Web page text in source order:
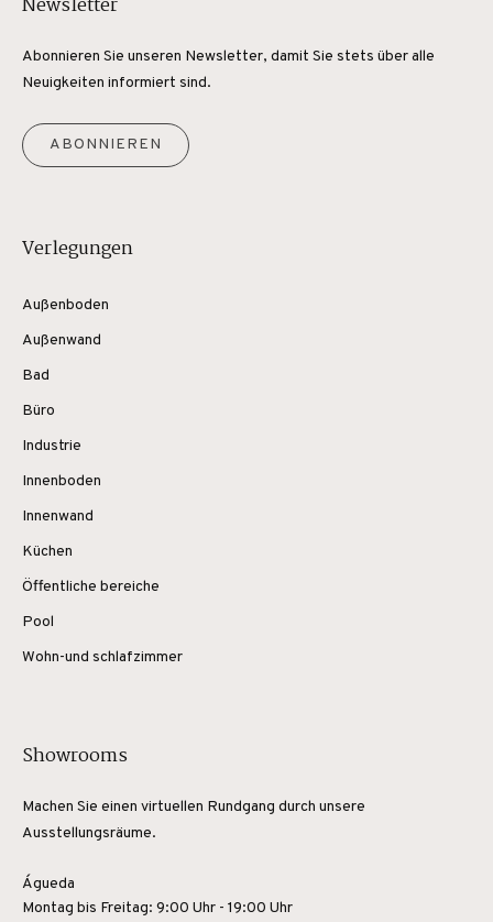
Newsletter
Abonnieren Sie unseren Newsletter, damit Sie stets über alle
Neuigkeiten informiert sind.
ABONNIEREN
Verlegungen
Außenboden
Außenwand
Bad
Büro
Industrie
Innenboden
Innenwand
Küchen
Öffentliche bereiche
Pool
Wohn-und schlafzimmer
Showrooms
Machen Sie einen virtuellen Rundgang durch unsere
Ausstellungsräume.
Águeda
Montag bis Freitag: 9:00 Uhr - 19:00 Uhr